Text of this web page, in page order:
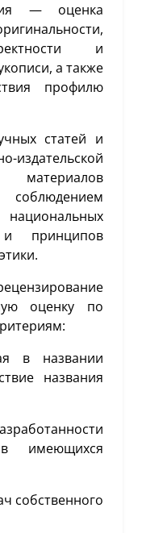
— оценка
и
а также
профилю
статей и
материалов
и принципов
оценку по
в названии
названия
имеющихся
собственного